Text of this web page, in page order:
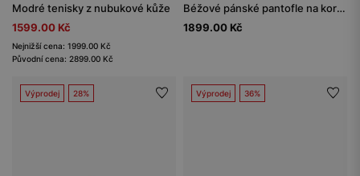
Modré tenisky z nubukové kůže
1599.00 Kč
Nejnižší cena: 1999.00 Kč
Původní cena: 2899.00 Kč
Béžové pánské pantofle na korkové podrážce
1899.00 Kč
Výprodej 28% Výprodej 36%